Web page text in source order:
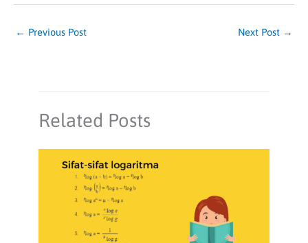
← Previous Post Next Post →
Related Posts